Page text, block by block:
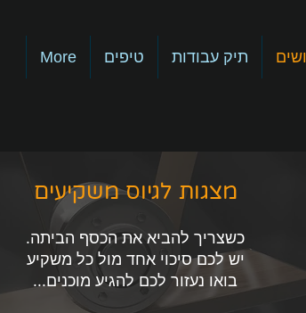
תיק עבודות טיפים More
מצגות לגיוס משקיעים
כשצריך להביא את הכסף הביתה.
יש לכם סיכוי אחד מול כל משקיע
בואו נעזור לכם להגיע מוכנים...